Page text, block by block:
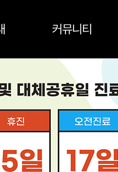
커뮤니티